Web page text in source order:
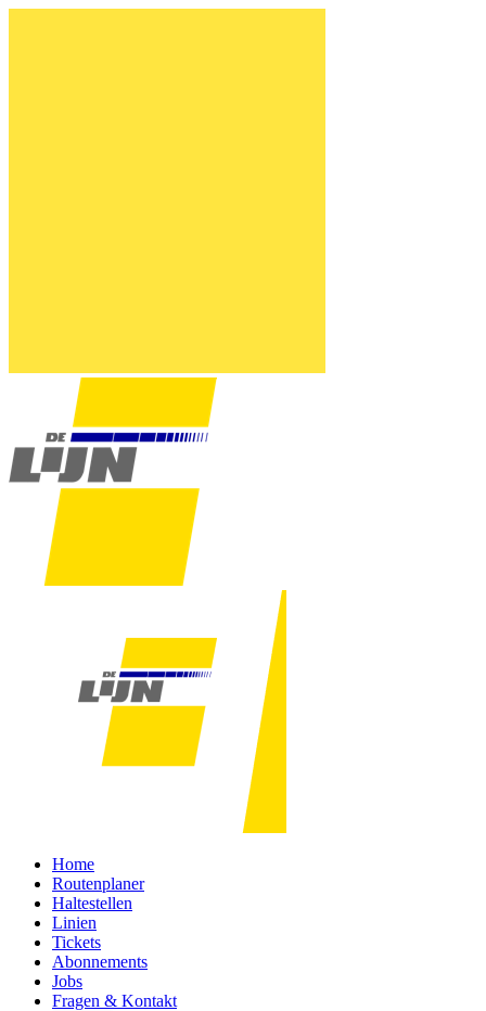
Home
Routenplaner
Haltestellen
Linien
Tickets
Abonnements
Jobs
Fragen & Kontakt